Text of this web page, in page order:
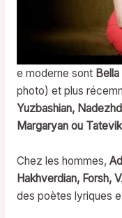
e moderne sont
photo) et plus
Yuzbashian,
Margaryan ou
Chez les hommes,
Hakhverdian, Forsh,
des poètes lyriques